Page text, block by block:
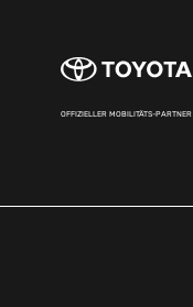
OFFIZIELLER MOBILITÄTS-PARTNER